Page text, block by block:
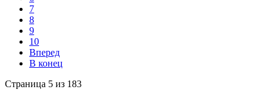
7
8
9
10
Вперед
В конец
Страница 5 из 183